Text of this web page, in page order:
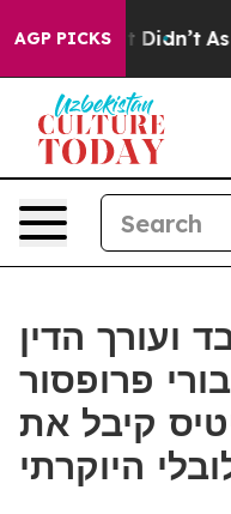
AGP PICKS
Well, it Didn’t As
ועורך הדין
פרופסור
קיבל את
היוקרתי